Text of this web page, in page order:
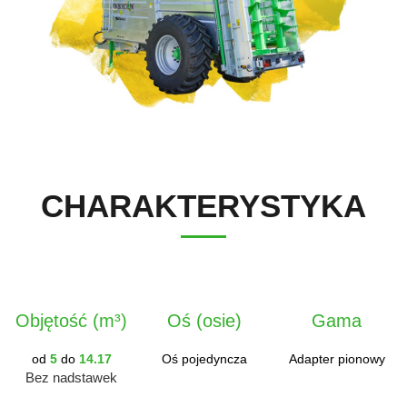
FAN SHOP
Polski
Pobierz broszurę
Dansk
Suomi
Kontakt
CHARAKTERYSTYKA
Objętość (m³)
od 5do 14.17
Bez nadstawek
Oś (osie)
Oś pojedyncza
Gama
Adapter pionowy